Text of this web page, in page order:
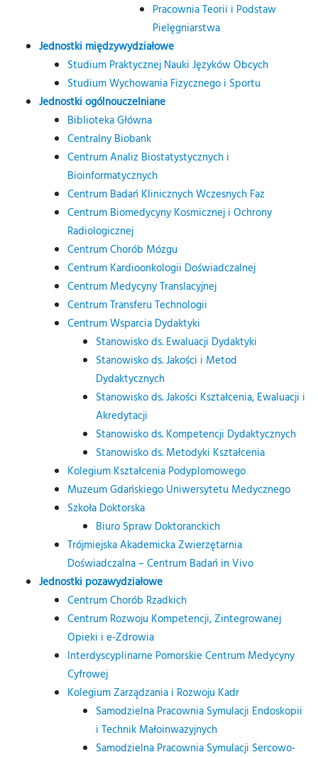
Pracownia Teorii i Podstaw
Pielęgniarstwa
Jednostki międzywydziałowe
Studium Praktycznej Nauki Języków Obcych
Studium Wychowania Fizycznego i Sportu
Jednostki ogólnouczelniane
Biblioteka Główna
Centralny Biobank
Centrum Analiz Biostatystycznych i
Bioinformatycznych
Centrum Badań Klinicznych Wczesnych Faz
Centrum Biomedycyny Kosmicznej i Ochrony
Radiologicznej
Centrum Chorób Mózgu
Centrum Kardioonkologii Doświadczalnej
Centrum Medycyny Translacyjnej
Centrum Transferu Technologii
Centrum Wsparcia Dydaktyki
Stanowisko ds. Ewaluacji Dydaktyki
Stanowisko ds. Jakości i Metod
Dydaktycznych
Stanowisko ds. Jakości Kształcenia, Ewaluacji i
Akredytacji
Stanowisko ds. Kompetencji Dydaktycznych
Stanowisko ds. Metodyki Kształcenia
Kolegium Kształcenia Podyplomowego
Muzeum Gdańskiego Uniwersytetu Medycznego
Szkoła Doktorska
Biuro Spraw Doktoranckich
Trójmiejska Akademicka Zwierzętarnia
Doświadczalna – Centrum Badań in Vivo
Jednostki pozawydziałowe
Centrum Chorób Rzadkich
Centrum Rozwoju Kompetencji, Zintegrowanej
Opieki i e-Zdrowia
Interdyscyplinarne Pomorskie Centrum Medycyny
Cyfrowej
Kolegium Zarządzania i Rozwoju Kadr
Samodzielna Pracownia Symulacji Endoskopii
i Technik Małoinwazyjnych
Samodzielna Pracownia Symulacji Sercowo-